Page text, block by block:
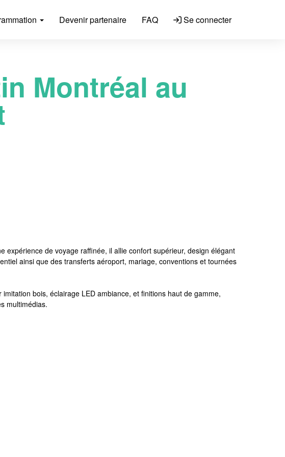
Devenir partenaire FAQ Se connecter
Montréal au
expérience de voyage raffinée, il allie confort supérieur, design élégant
ainsi que des transferts aéroport, mariage, conventions et tournées
bois, éclairage LED ambiance, et finitions haut de gamme,
multimédias.